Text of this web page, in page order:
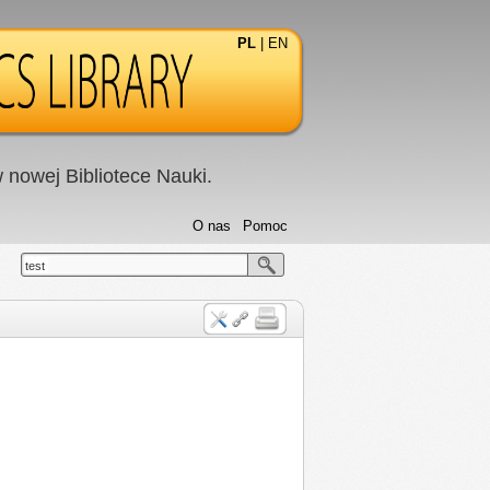
PL EN
nowej Bibliotece Nauki.
Pomoc
O nas
test